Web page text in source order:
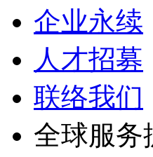
企业永续
人才招募
联络我们
全球服务